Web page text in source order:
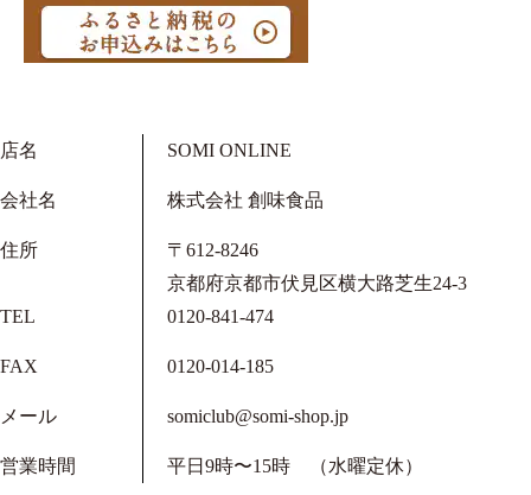
店名 SOMI ONLINE
会社名 株式会社 創味食品
住所
〒612-8246
京都府京都市伏見区横大路芝生24-3
TEL
0120-841-474
FAX 0120-014-185
メール somiclub@somi-shop.jp
営業時間 平日9時〜15時 （水曜定休）